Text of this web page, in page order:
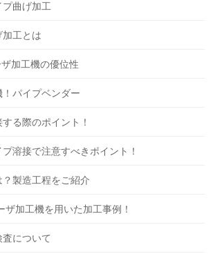
プ曲げ加工
加工とは
加工機の優位性
パイプベンダー
る際のポイント！
溶接で注意すべきポイント！
製造工程をご紹介
ザ加工機を用いた加工事例！
について